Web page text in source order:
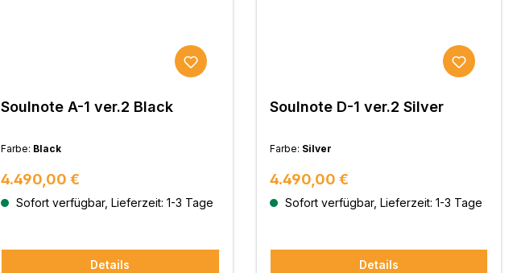
Soulnote A-1 ver.2 Black
Farbe: Black
Regulärer Preis:
4.490,00 €
Sofort verfügbar, Lieferzeit: 1-3 Tage
Details
Soulnote D-1 ver.2 Silver
Farbe: Silver
Regulärer Preis:
4.490,00 €
Sofort verfügbar, Lieferzeit: 1-3 Tage
Details